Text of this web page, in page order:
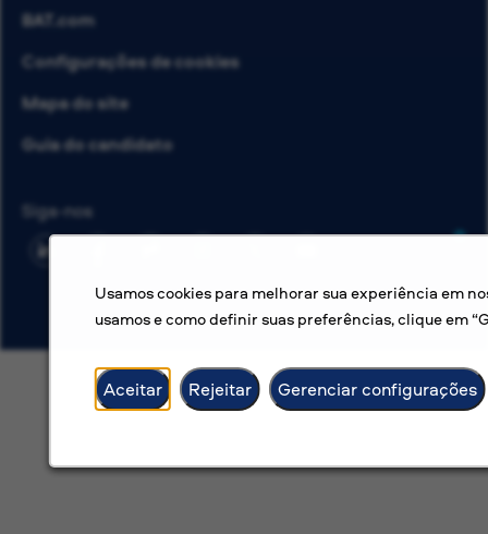
Usamos cookies para melhorar sua experiência em
usamos e como definir suas preferências, clique em
Aceitar Rejeitar Gerenciar configurações
BAT.com
Configurações de cookies
Mapa do site
Guia do candidato
Siga-nos